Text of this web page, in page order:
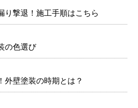
り撃退！施工手順はこちら
の色選び
外壁塗装の時期とは？